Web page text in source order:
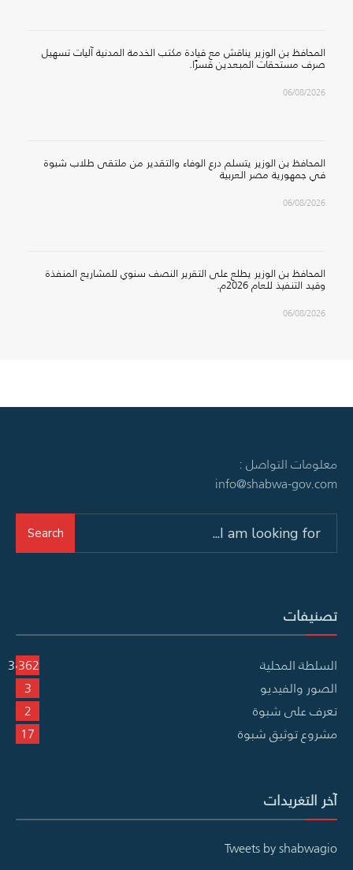
المحافظ بن الوزير يناقش مع قيادة مكتب الخدمة المدنية آليات تسهيل
صرف مستحقات المبعدين قسرًا.
06/08/2026
المحافظ بن الوزير يتسلم درع الوفاء والتقدير من ملتقى طلاب شبوة
في جمهورية مصر العربية
06/08/2026
المحافظ بن الوزير يطلع على التقرير النصف سنوي للمشاريع المنفذة
وقيد التنفيذ للعام 2026م.
06/08/2026
معلومات التواصل :
info@shabwa-gov.com
Search
تصنيفات
السلطة المحلية
3٬362
الصور والفيديو
3
تعرف على شبوة
2
مشروع توثيق شبوة
17
آخر التغريدات
Tweets by shabwagio